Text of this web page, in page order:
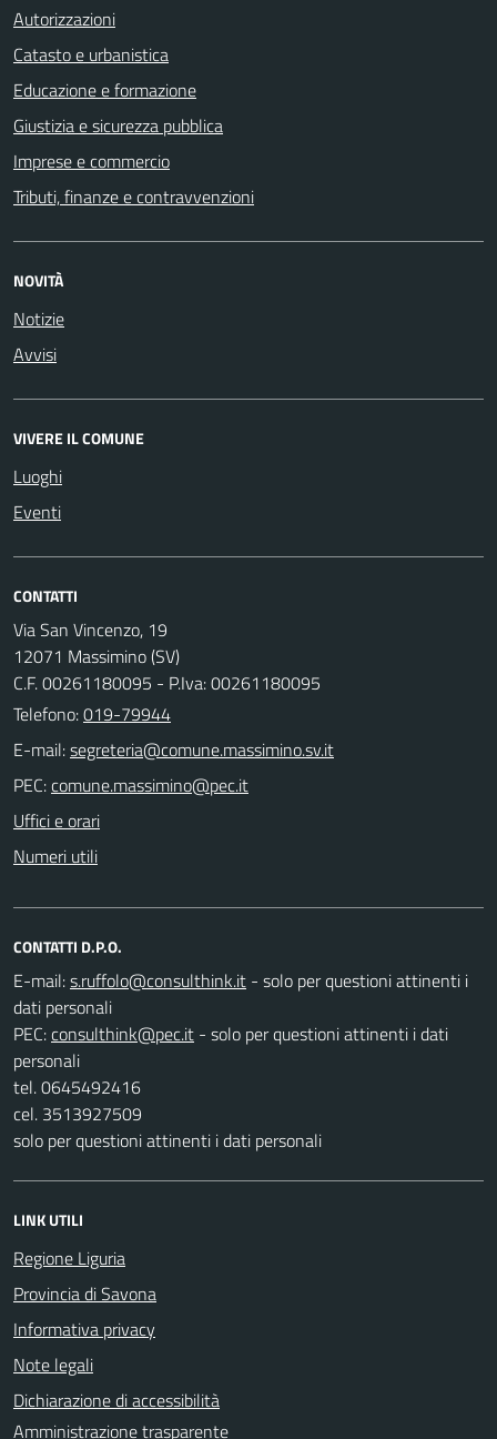
Autorizzazioni
Catasto e urbanistica
Educazione e formazione
Giustizia e sicurezza pubblica
Imprese e commercio
Tributi, finanze e contravvenzioni
NOVITÀ
Notizie
Avvisi
VIVERE IL COMUNE
Luoghi
Eventi
CONTATTI
Via San Vincenzo, 19
12071 Massimino (SV)
C.F. 00261180095 - P.Iva: 00261180095
Telefono:019-79944
E-mail:
PEC:
Uffici e orari
Numeri utili
CONTATTI D.P.O.
E-mail:
- solo per questioni attinenti i
dati personali
PEC:
- solo per questioni attinenti i dati
personali
tel. 0645492416
cel. 3513927509
solo per questioni attinenti i dati personali
LINK UTILI
Regione Liguria
Provincia di Savona
Informativa privacy
Note legali
Dichiarazione di accessibilità
Amministrazione trasparente